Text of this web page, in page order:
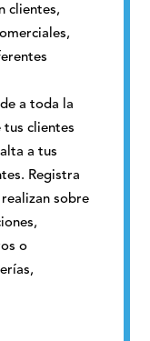
clientes,
a toda la
tus clientes
a tus
Registra
sobre
o